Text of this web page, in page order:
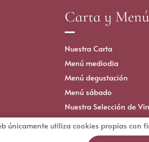
Carta y
Nuestra Carta
Menú mediodia
Menú degustación
Menú sábado
Nuestra Selección de
únicamente utiliza cookies propias con